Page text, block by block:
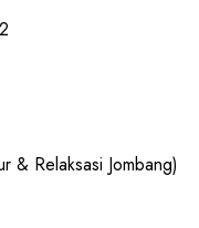
& Relaksasi Jombang)